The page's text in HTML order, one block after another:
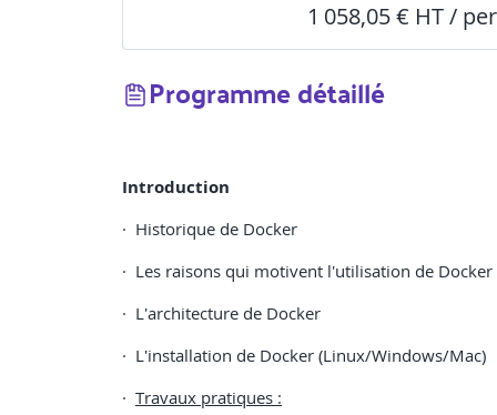
1 058,05 € HT /
Programme détaillé
Introduction
· Historique de Docker
· Les raisons qui motivent l'utilisation de Docker
· L'architecture de Docker
· L'installation de Docker (Linux/Windows/Mac)
· Travaux pratiques :